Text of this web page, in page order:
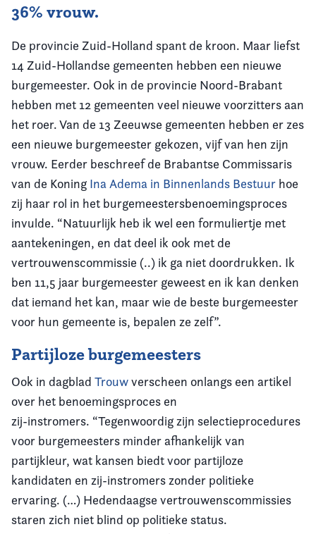
36% vrouw.
De provincie Zuid-Holland spant de kroon. Maar liefst
14 Zuid-Hollandse gemeenten hebben een nieuwe
burgemeester. Ook in de provincie Noord-Brabant
hebben met 12 gemeenten veel nieuwe voorzitters aan
het roer. Van de 13 Zeeuwse gemeenten hebben er zes
een nieuwe burgemeester gekozen, vijf van hen zijn
vrouw. Eerder beschreef de Brabantse Commissaris
van de Koning Ina Adema in Binnenlands Bestuur hoe
zij haar rol in het burgemeestersbenoemingsproces
invulde. “Natuurlijk heb ik wel een formuliertje met
aantekeningen, en dat deel ik ook met de
vertrouwenscommissie (..) ik ga niet doordrukken. Ik
ben 11,5 jaar burgemeester geweest en ik kan denken
dat iemand het kan, maar wie de beste burgemeester
voor hun gemeente is, bepalen ze zelf”.
Partijloze burgemeesters
Ook in dagblad Trouwverscheen onlangs een artikel
over het benoemingsproces en
zij-instromers. “Tegenwoordig zijn selectieprocedures
voor burgemeesters minder afhankelijk van
partijkleur, wat kansen biedt voor partijloze
kandidaten en zij-instromers zonder politieke
ervaring. (…) Hedendaagse vertrouwenscommissies
staren zich niet blind op politieke status.